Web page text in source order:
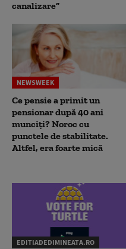
canalizare”
NEWSWEEK
Ce pensie a primit un
pensionar după 40 ani
munciți? Noroc cu
punctele de stabilitate.
Altfel, era foarte mică
EDITIADEDIMINEATA.RO